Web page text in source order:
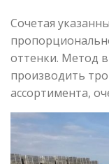
Сочетая
оттенки. Метод
производить
ассортимента,